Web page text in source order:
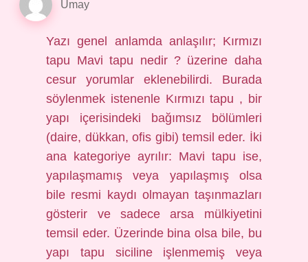
Umay
Yazı genel anlamda anlaşılır; Kırmızı
tapu Mavi tapu nedir ? üzerine daha
cesur yorumlar eklenebilirdi. Burada
söylenmek istenenle Kırmızı tapu , bir
yapı içerisindeki bağımsız bölümleri
(daire, dükkan, ofis gibi) temsil eder. İki
ana kategoriye ayrılır: Mavi tapu ise,
yapılaşmamış veya yapılaşmış olsa
bile resmi kaydı olmayan taşınmazları
gösterir ve sadece arsa mülkiyetini
temsil eder. Üzerinde bina olsa bile, bu
yapı tapu siciline işlenmemiş veya